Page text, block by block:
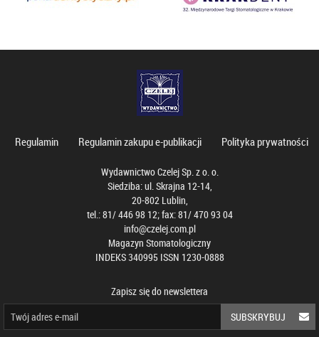
Regulamin Regulamin zakupu e-publikacji Polityka prywatności
Wydawnictwo Czelej Sp. z o. o.
Siedziba: ul. Skrajna 12-14,
20-802 Lublin,
tel.: 81/ 446 98 12; fax: 81/ 470 93 04
info@czelej.com.pl
Magazyn Stomatologiczny
INDEKS 340995 ISSN 1230-0888
Zapisz się do newslettera
SUBSKRYBUJ